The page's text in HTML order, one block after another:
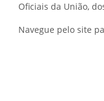
Oficiais da União,
Navegue pelo site